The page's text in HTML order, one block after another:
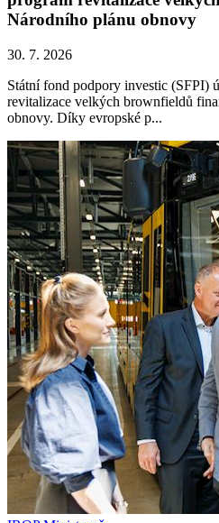
Národního plánu obnovy
30. 7. 2026
Státní fond podpory investic (SFPI)
revitalizace velkých brownfieldů
obnovy. Díky evropské p...